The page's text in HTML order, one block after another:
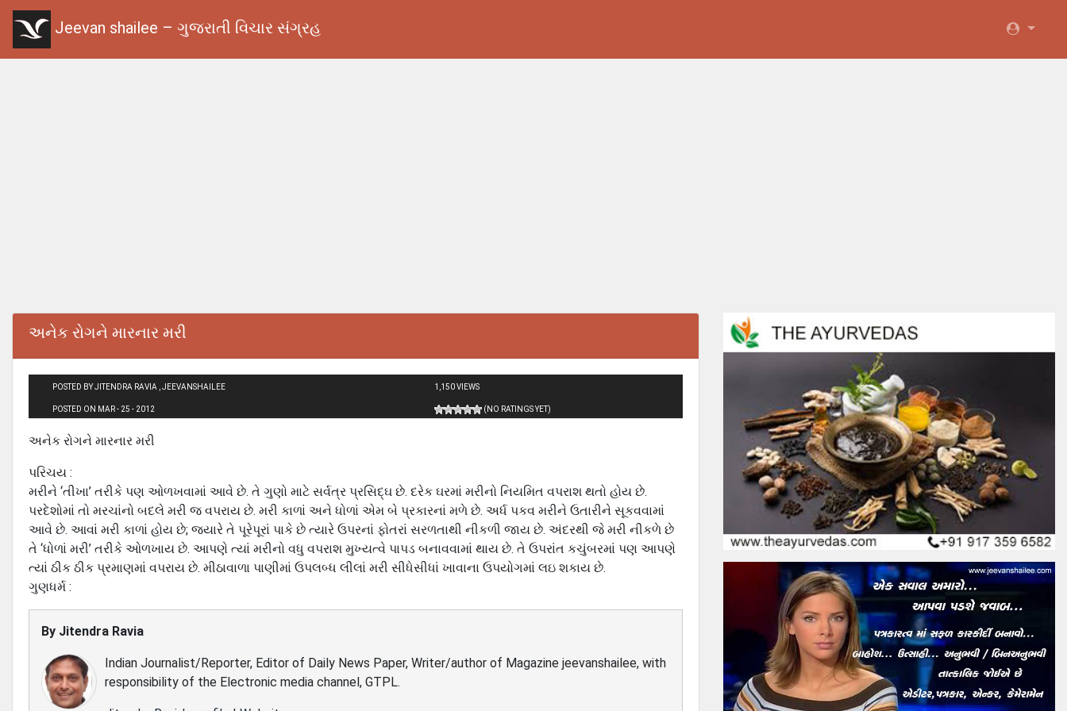
Jeevan shailee – ગુજરાતી વિચાર સંગ્રહ
અનેક રોગને મારનાર મરી
POSTED BY JITENDRA RAVIA , JEEVANSHAILEE
POSTED ON MAR - 25 - 2012
1,150 VIEWS
(NO RATINGS YET)
અનેક રોગને મારનાર મરી
પરિચય :
મરીને ‘તીખા’ તરીકે પણ ઓળખવામાં આવે છે. તે ગુણો માટે સર્વત્ર પ્રસિદ્ઘ છે. દરેક ઘરમાં મરીનો નિયમિત વપરાશ થતો હોય છે.
પરદેશોમાં તો મરચાંનો બદલે મરી જ વપરાય છે. મરી કાળાં અને ધોળાં એમ બે પ્રકારનાં મળે છે. અર્ધ પકવ મરીને ઉતારીને સૂકવવામાં
આવે છે. આવાં મરી કાળાં હોય છે; જયારે તે પૂરેપૂરાં પાકે છે ત્‍યારે ઉપરનાં ફોતરાં સરળતાથી નીકળી જાય છે. અંદરથી જે મરી નીકળે છે
તે ‘ધોળાં મરી’ તરીકે ઓળખાય છે. આપણે ત્‍યાં મરીનો વધુ વપરાશ મુખ્‍યત્‍વે પાપડ બનાવવામાં થાય છે. તે ઉપરાંત કચુંબરમાં પણ આપણે
ત્‍યાં ઠીક ઠીક પ્રમાણમાં વપરાય છે. મીઠાવાળા પાણીમાં ઉપલબ્‍ધ લીલાં મરી સીધેસીધાં ખાવાના ઉપયોગમાં લઇ શકાય છે.
ગુણધર્મ :
By Jitendra Ravia
Indian Journalist/Reporter, Editor of Daily News Paper, Writer/author of Magazine jeevanshailee, with
responsibility of the Electronic media channel, GTPL.